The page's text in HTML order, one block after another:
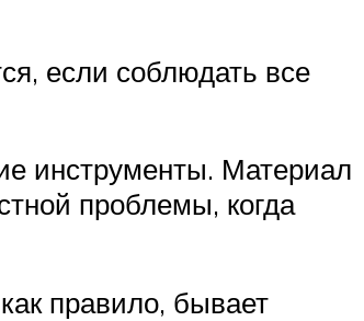
если соблюдать все
инструменты. Материал
проблемы, когда
правило, бывает